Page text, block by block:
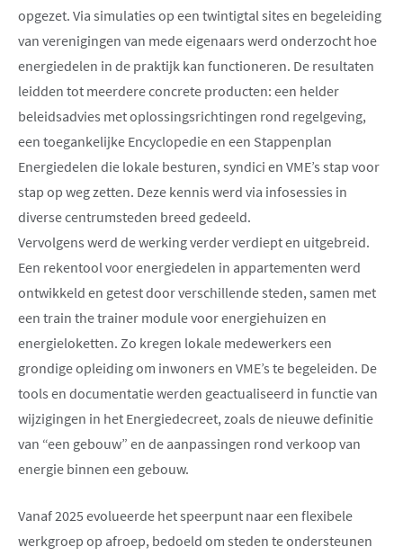
opgezet. Via simulaties op een twintigtal sites en begeleiding
van verenigingen van mede eigenaars werd onderzocht hoe
energiedelen in de praktijk kan functioneren. De resultaten
leidden tot meerdere concrete producten: een helder
beleidsadvies met oplossingsrichtingen rond regelgeving,
een toegankelijke Encyclopedie en een Stappenplan
Energiedelen die lokale besturen, syndici en VME’s stap voor
stap op weg zetten. Deze kennis werd via infosessies in
diverse centrumsteden breed gedeeld.
Vervolgens werd de werking verder verdiept en uitgebreid.
Een rekentool voor energiedelen in appartementen werd
ontwikkeld en getest door verschillende steden, samen met
een train the trainer module voor energiehuizen en
energieloketten. Zo kregen lokale medewerkers een
grondige opleiding om inwoners en VME’s te begeleiden. De
tools en documentatie werden geactualiseerd in functie van
wijzigingen in het Energiedecreet, zoals de nieuwe definitie
van “een gebouw” en de aanpassingen rond verkoop van
energie binnen een gebouw.
Vanaf 2025 evolueerde het speerpunt naar een flexibele
werkgroep op afroep, bedoeld om steden te ondersteunen